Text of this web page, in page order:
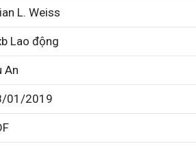
L. Weiss
Lao động
An
01/2019